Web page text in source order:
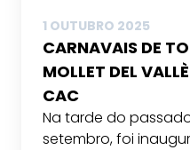
1 OUTUBRO 2025
CARNAVAIS DE
MOLLET DEL
CAC
Na tarde do
setembro, foi